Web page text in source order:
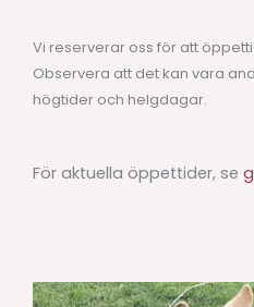
Vi reserverar oss för att
Observera att det kan vara
högtider och helgdagar.
För aktuella öppettider, se